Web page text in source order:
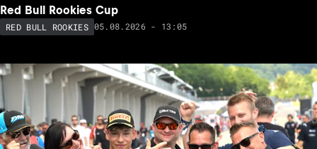
Red Bull Rookies Cup
RED BULL ROOKIES 05.08.2026 - 13:05